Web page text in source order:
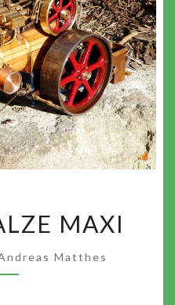
MAXI
Matthes